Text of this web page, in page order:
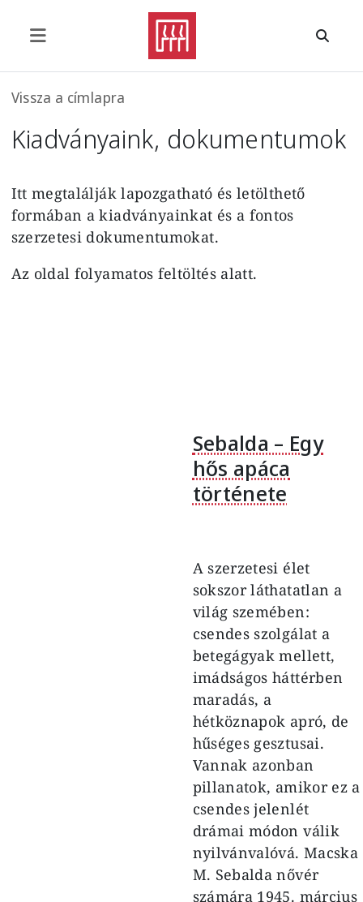
Morzsa
Vissza a címlapra
Kiadványaink, dokumentumok
Itt megtalálják lapozgatható és letölthető
formában a kiadványainkat és a fontos
szerzetesi dokumentumokat.
Az oldal folyamatos feltöltés alatt.
Sebalda – Egy
hős apáca
története
A szerzetesi élet
sokszor láthatatlan a
világ szemében:
csendes szolgálat a
betegágyak mellett,
imádságos háttérben
maradás, a
hétköznapok apró, de
hűséges gesztusai.
Vannak azonban
pillanatok, amikor ez a
csendes jelenlét
drámai módon válik
nyilvánvalóvá. Macska
M. Sebalda nővér
számára 1945. március